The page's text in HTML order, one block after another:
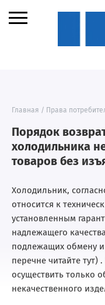
Главная / Права
Порядок
холодильника
товаров без
Холодильник,
относится к
установленным
надлежащего
подлежащих обмену
перечне читайте
осуществить только
некачественного